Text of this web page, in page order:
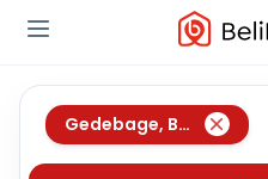
Gedebage, Bandung